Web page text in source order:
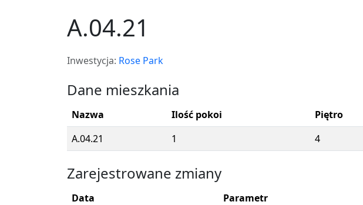
A.04.21
Inwestycja: Rose Park
Dane mieszkania
Nazwa Ilość pokoi Piętro
A.04.21
1 4
Zarejestrowane zmiany
Data Parametr